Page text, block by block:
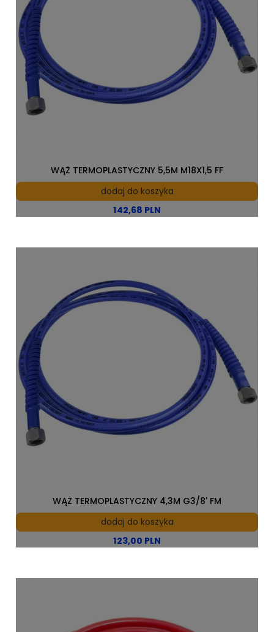
142,68 PLN
WĄŻ TERMOPLASTYCZNY 5,5M M18X1,5 FF
dodaj do koszyka
123,00 PLN
WĄŻ TERMOPLASTYCZNY 4,3M G3/8' FM
dodaj do koszyka